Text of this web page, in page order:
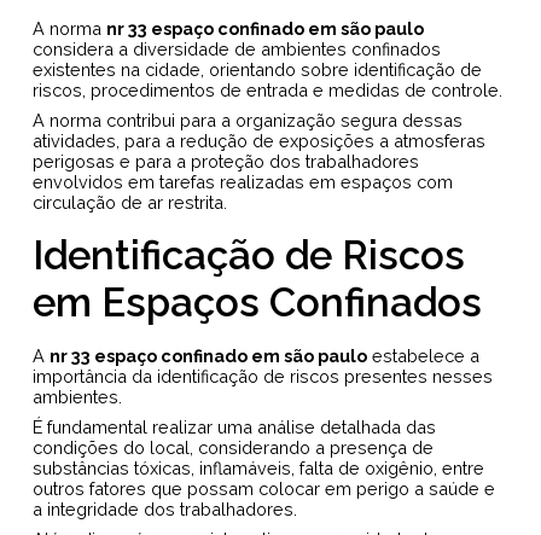
A norma nr 33 espaço confinado em são paulo
considera a diversidade de ambientes confinados
existentes na cidade, orientando sobre identificação de
riscos, procedimentos de entrada e medidas de controle.
A norma contribui para a organização segura dessas
atividades, para a redução de exposições a atmosferas
perigosas e para a proteção dos trabalhadores
envolvidos em tarefas realizadas em espaços com
circulação de ar restrita.
Identificação de Riscos
em Espaços Confinados
A nr 33 espaço confinado em são paulo estabelece a
importância da identificação de riscos presentes nesses
ambientes.
É fundamental realizar uma análise detalhada das
condições do local, considerando a presença de
substâncias tóxicas, inflamáveis, falta de oxigênio, entre
outros fatores que possam colocar em perigo a saúde e
a integridade dos trabalhadores.